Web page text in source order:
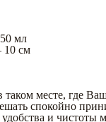
мл
10 см
таком месте, где
спокойно
и чистоты